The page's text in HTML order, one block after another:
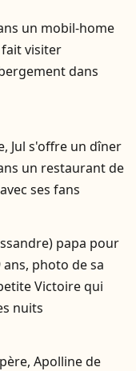
un mobil-home
fait visiter
dans
Jul s'offre un dîner
un restaurant de
ses fans
papa pour
photo de sa
Victoire qui
nuits
Apolline de